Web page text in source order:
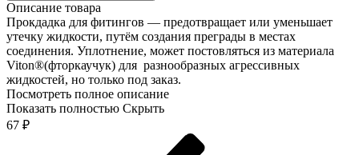
Описание товара
Прокдадка для фитингов — предотвращает или уменьшает
утечку жидкости, путём создания преграды в местах
соединения. Уплотнение, может постовляться из материала
Viton®(фторкаучук) для разнообразных агрессивных
жидкостей, но только под заказ.
Посмотреть полное описание
Показать полностью Скрыть
67 ₽